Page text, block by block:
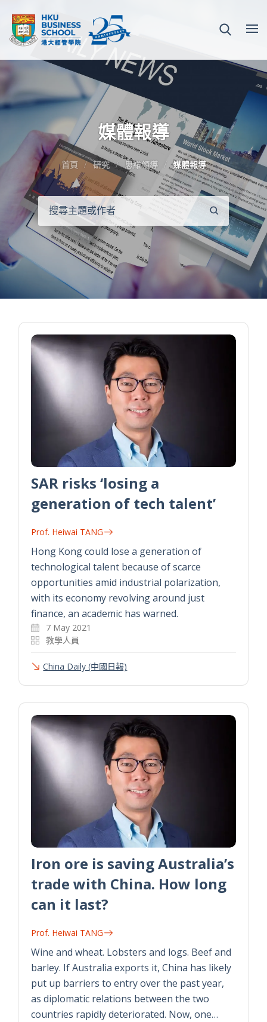
媒體報導
首頁 研究 思維領導 媒體報導
搜
尋
SAR risks ‘losing a
generation of tech talent’
Prof. Heiwai TANG
Hong Kong could lose a generation of
technological talent because of scarce
opportunities amid industrial polarization,
with its economy revolving around just
finance, an academic has warned.
7 May 2021
教學人員
China Daily (中國日報)
Iron ore is saving Australia’s
trade with China. How long
can it last?
Prof. Heiwai TANG
Wine and wheat. Lobsters and logs. Beef and
barley. If Australia exports it, China has likely
put up barriers to entry over the past year,
as diplomatic relations between the two
countries rapidly deteriorated. Now, one…